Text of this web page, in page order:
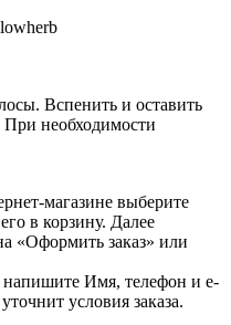
Вспенить и оставить
необходимости
магазине выберите
в корзину. Далее
«Оформить заказ» или
напишите Имя, телефон и e-
условия заказа.